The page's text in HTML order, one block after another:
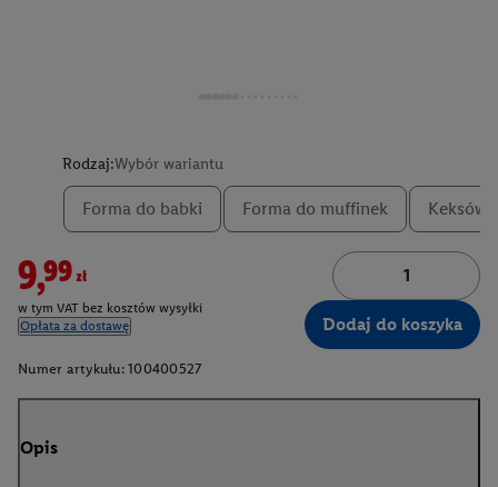
Rodzaj:Wybór wariantu
Forma do babki Forma do muffinek
9,99zł
w tym VAT bez kosztów wysyłki
Opłata za dostawę
Dodaj do koszyka
Numer artykułu: 100400527
Opis